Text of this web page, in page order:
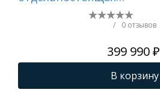
1700 х 770 СЕРО-
/ 0 отзывов
399 990 ₽
В корзину